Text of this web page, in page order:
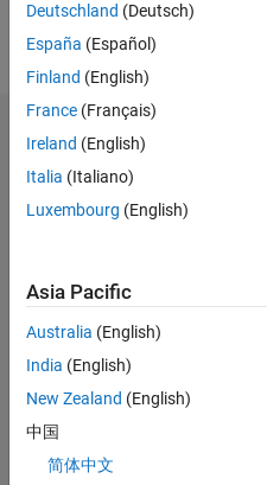
Dashboard
Statistics
CONTRIBUTIONS L
-2
-1
1
3
7
8
Deutschland (Deutsch)
España (Español)
Finland (English)
France (Français)
Ireland (English)
Italia (Italiano)
Luxembourg (English)
Asia Pacific
Australia (English)
India (English)
New Zealand (English)
中国
简体中文